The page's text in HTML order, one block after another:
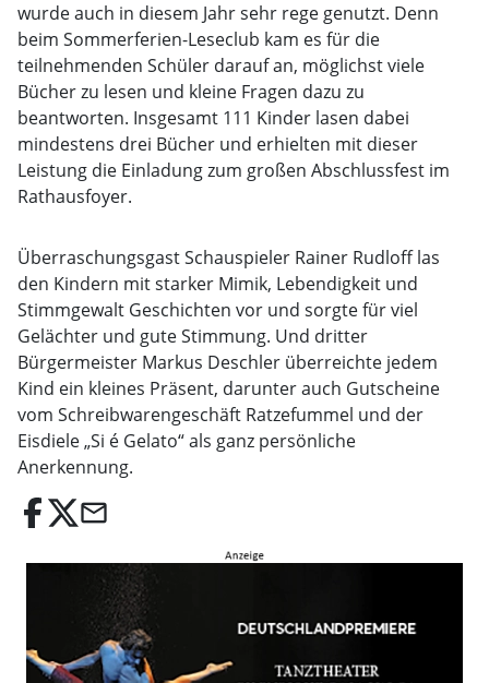
wurde auch in diesem Jahr sehr rege genutzt. Denn
beim Sommerferien-Leseclub kam es für die
teilnehmenden Schüler darauf an, möglichst viele
Bücher zu lesen und kleine Fragen dazu zu
beantworten. Insgesamt 111 Kinder lasen dabei
mindestens drei Bücher und erhielten mit dieser
Leistung die Einladung zum großen Abschlussfest im
Rathausfoyer.
Überraschungsgast Schauspieler Rainer Rudloff las
den Kindern mit starker Mimik, Lebendigkeit und
Stimmgewalt Geschichten vor und sorgte für viel
Gelächter und gute Stimmung. Und dritter
Bürgermeister Markus Deschler überreichte jedem
Kind ein kleines Präsent, darunter auch Gutscheine
vom Schreibwarengeschäft Ratzefummel und der
Eisdiele „Si é Gelato“ als ganz persönliche
Anerkennung.
email